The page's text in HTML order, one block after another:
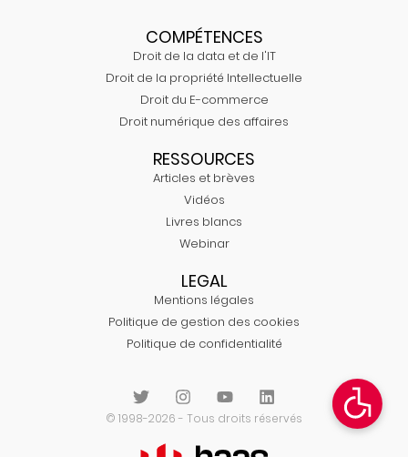
COMPÉTENCES
Droit de la data et de l'IT
Droit de la propriété Intellectuelle
Droit du E-commerce
Droit numérique des affaires
RESSOURCES
Articles et brèves
Vidéos
Livres blancs
Webinar
LEGAL
Mentions légales
Politique de gestion des cookies
Politique de confidentialité
© 1998-2026 - Tous droits réservés